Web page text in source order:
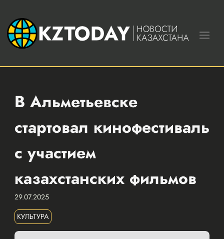
В Альметьевске
стартовал кинофестиваль
с участием
казахстанских фильмов
29.07.2025
КУЛЬТУРА